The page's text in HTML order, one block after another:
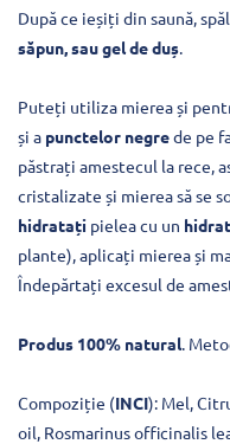
După ce ieșiți din saună,
săpun, sau gel de duș
Puteți utiliza mierea și
și a punctelor negrede pe
păstrați amestecul la rece,
cristalizate și mierea să se
hidratați pielea cu un hidrat
plante), aplicați mierea și
Îndepărtați excesul de
Produs 100% natural .
Compoziție (INCI): Mel,
oil, Rosmarinus officinalis